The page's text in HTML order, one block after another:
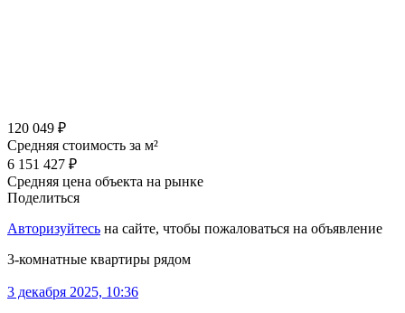
120 049 ₽
Средняя стоимость за м²
6 151 427 ₽
Средняя цена объекта на рынке
Поделиться
Авторизуйтесь на сайте, чтобы пожаловаться на объявление
3-комнатные квартиры рядом
3 декабря 2025, 10:36